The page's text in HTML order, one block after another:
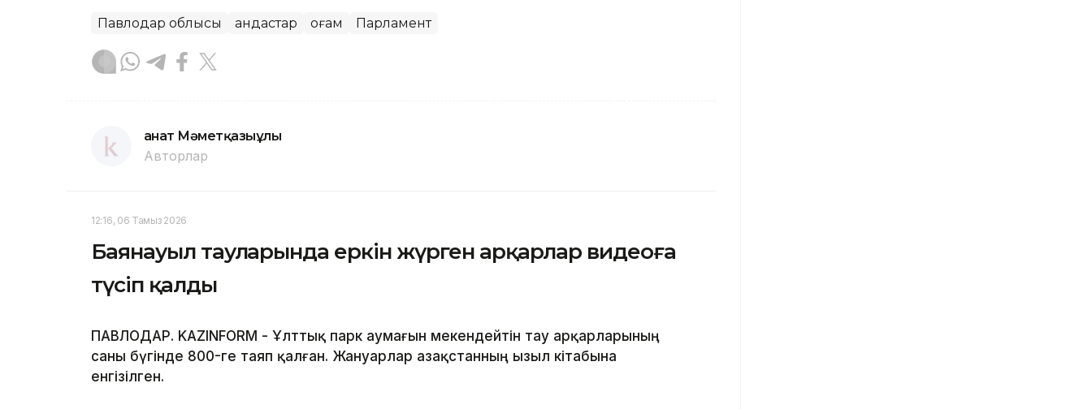
Павлодар облысы Қандастар Қоғам Парламент
Қанат Мәметқазыұлы
Авторлар
12:16, 06 Тамыз 2026
Баянауыл тауларында еркін жүрген арқарлар видеоға
түсіп қалды
ПАВЛОДАР. KAZINFORM - Ұлттық парк аумағын мекендейтін тау арқарларының
саны бүгінде 800-ге таяп қалған. Жануарлар Қазақстанның Қызыл кітабына
енгізілген.